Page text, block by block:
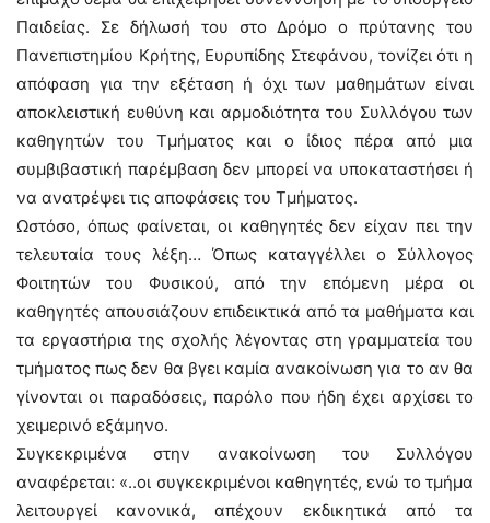
Παιδείας. Σε δήλωσή του στο Δρόμο ο πρύτανης του
Πανεπιστημίου Κρήτης, Ευρυπίδης Στεφάνου, τονίζει ότι η
απόφαση για την εξέταση ή όχι των μαθημάτων είναι
αποκλειστική ευθύνη και αρμοδιότητα του Συλλόγου των
καθηγητών του Τμήματος και ο ίδιος πέρα από μια
συμβιβαστική παρέμβαση δεν μπορεί να υποκαταστήσει ή
να ανατρέψει τις αποφάσεις του Τμήματος.
Ωστόσο, όπως φαίνεται, οι καθηγητές δεν είχαν πει την
τελευταία τους λέξη… Όπως καταγγέλλει ο Σύλλογος
Φοιτητών του Φυσικού, από την επόμενη μέρα οι
καθηγητές απουσιάζουν επιδεικτικά από τα μαθήματα και
τα εργαστήρια της σχολής λέγοντας στη γραμματεία του
τμήματος πως δεν θα βγει καμία ανακοίνωση για το αν θα
γίνονται οι παραδόσεις, παρόλο που ήδη έχει αρχίσει το
χειμερινό εξάμηνο.
Συγκεκριμένα στην ανακοίνωση του Συλλόγου
αναφέρεται: «..οι συγκεκριμένοι καθηγητές, ενώ το τμήμα
λειτουργεί κανονικά, απέχουν εκδικητικά από τα